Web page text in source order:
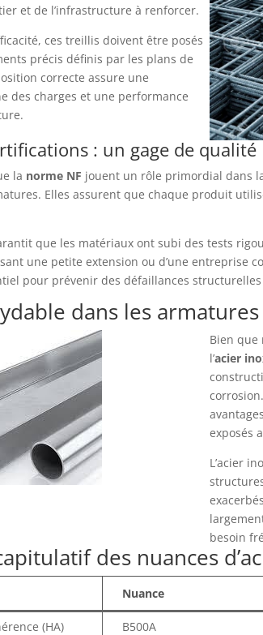
et de l’infrastructure à renforcer.
ces treillis doivent être posés
précis définis par les plans de
correcte assure une
des charges et une performance
: un gage de qualité
la norme NF jouent un rôle primordial dans
Elles assurent que chaque produit
que les matériaux ont subi des tests
une petite extension ou d’une entreprise
pour prévenir des défaillances
dans les armatures
Bien que
l’acier
exposés
L’acier
besoin
des nuances
Nuance
(HA) B500A